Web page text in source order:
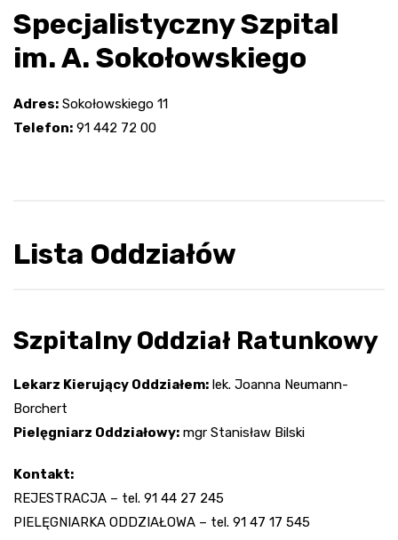
Specjalistyczny Szpital
im. A. Sokołowskiego
Adres: Sokołowskiego 11
Telefon: 91 442 72 00
Lista Oddziałów
Szpitalny Oddział Ratunkowy
Lekarz Kierujący Oddziałem: lek. Joanna Neumann-
Borchert
Pielęgniarz Oddziałowy: mgr Stanisław Bilski
Kontakt:
REJESTRACJA – tel. 91 44 27 245
PIELĘGNIARKA ODDZIAŁOWA – tel. 91 47 17 545